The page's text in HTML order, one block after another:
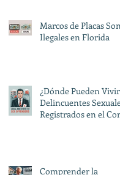
Marcos de Placas Son
Ilegales en Florida
¿Dónde Pueden
Delincuentes
Registrados en el
Comprender la